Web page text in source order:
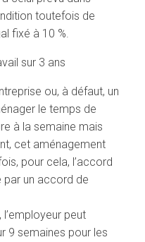
toutefois de
fixé à 10 %.
sur 3 ans
ou, à défaut, un
le temps de
à la semaine mais
cet aménagement
pour cela, l’accord
par un accord de
l’employeur peut
9 semaines pour les